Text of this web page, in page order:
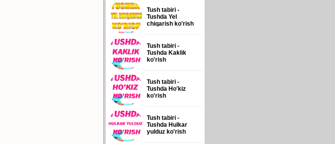
Tush tabiri -
Tushda Yel
chiqarish ko'rish
Tush tabiri -
Tushda Kaklik
ko'rish
Tush tabiri -
Tushda Ho'kiz
ko'rish
Tush tabiri -
Tushda Hulkar
yulduz ko'rish